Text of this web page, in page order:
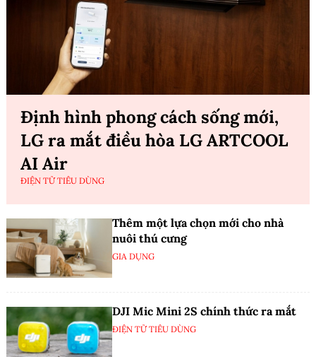
Định hình phong cách sống mới,
LG ra mắt điều hòa LG ARTCOOL
AI Air
ĐIỆN TỬ TIÊU DÙNG
Thêm một lựa chọn mới cho nhà
nuôi thú cưng
GIA DỤNG
DJI Mic Mini 2S chính thức ra mắt
ĐIỆN TỬ TIÊU DÙNG